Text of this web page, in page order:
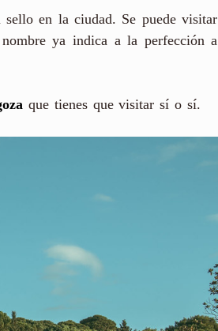
en la ciudad. Se puede visitar
ya indica a la perfección a
que tienes que visitar sí o sí.